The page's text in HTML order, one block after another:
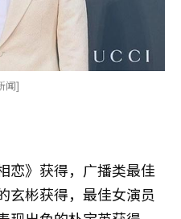
闻]
恋》获得，广播类最佳
玄彬获得，最佳女演员